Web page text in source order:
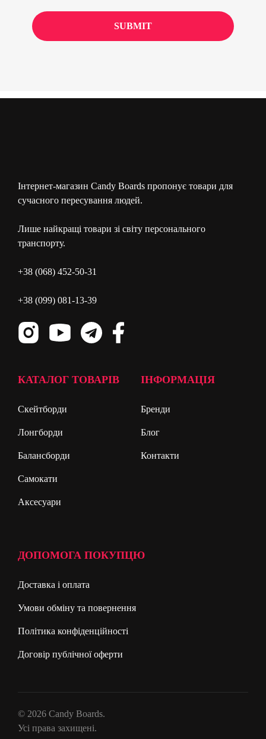
Інтернет-магазин Candy Boards пропонує товари для
сучасного пересування людей.
Лише найкращі товари зі світу персонального
транспорту.
+38 (068) 452-50-31
+38 (099) 081-13-39
КАТАЛОГ ТОВАРІВ
Скейтборди
Лонгборди
Балансборди
Самокати
Аксесуари
ІНФОРМАЦІЯ
Бренди
Блог
Контакти
ДОПОМОГА ПОКУПЦЮ
Доставка і оплата
Умови обміну та повернення
Політика конфіденційності
Договір публічної оферти
© 2026 Candy Boards.
Усі права захищені.